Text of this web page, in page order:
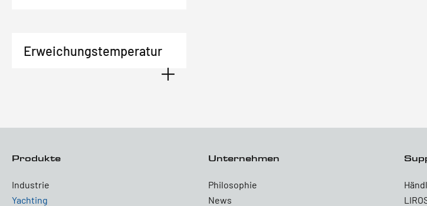
Erweichungstemperatur
Produkte
Industrie
Yachting
Unternehmen
Philosophie
News